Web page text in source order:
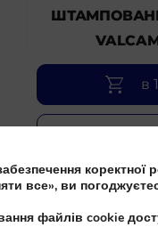
в
коректної
все», ви
файлів cookie